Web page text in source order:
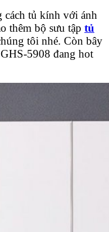
cách tủ kính với ánh
thêm bộ sưu tập tủ
tôi nhé. Còn bây
5908 đang hot